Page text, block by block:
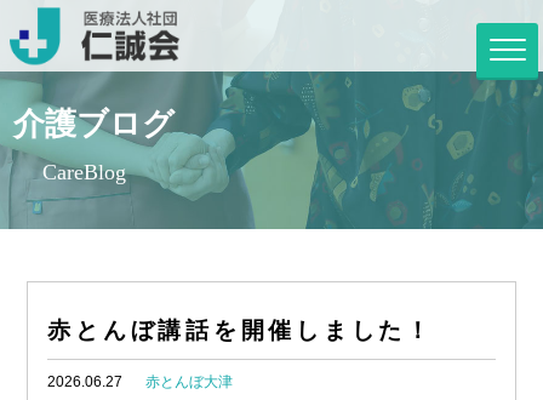
介護ブログ
CareBlog
赤とんぼ講話を開催しました！
2026.06.27 赤とんぼ大津